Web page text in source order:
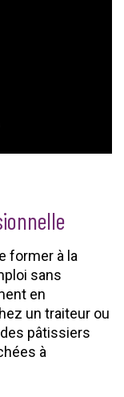
former à la
sans
en
un traiteur ou
pâtissiers
à